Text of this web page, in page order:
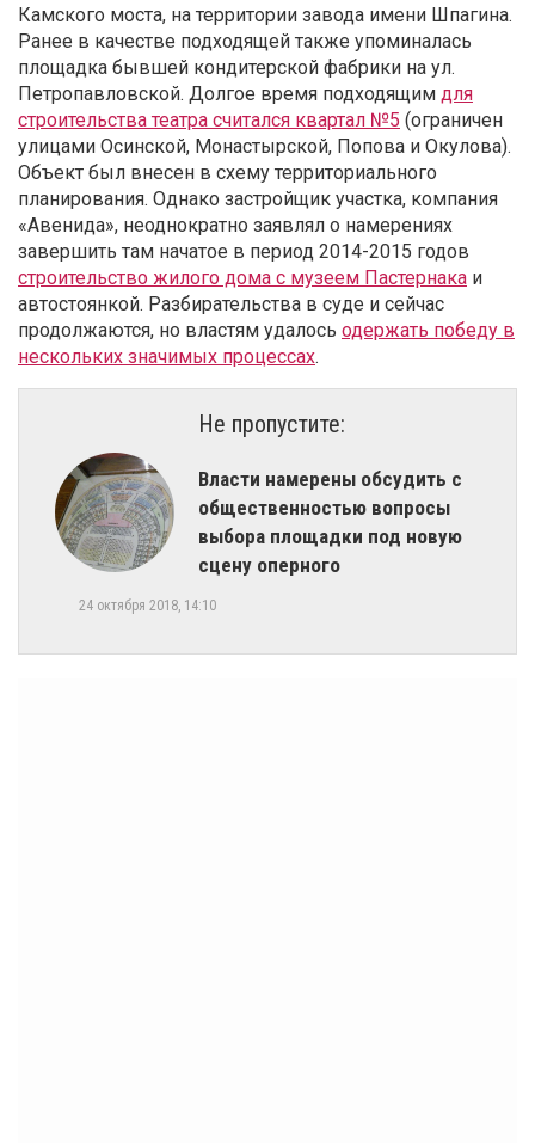
Камского моста, на территории завода имени Шпагина.
Ранее в качестве подходящей также упоминалась
площадка бывшей кондитерской фабрики на ул.
Петропавловской. Долгое время подходящим для
строительства театра считался квартал №5 (ограничен
улицами Осинской, Монастырской, Попова и Окулова).
Объект был внесен в схему территориального
планирования. Однако застройщик участка, компания
«Авенида», неоднократно заявлял о намерениях
завершить там начатое в период 2014-2015 годов
строительство жилого дома с музеем Пастернака и
автостоянкой. Разбирательства в суде и сейчас
продолжаются, но властям удалось одержать победу в
нескольких значимых процессах.
Не пропустите:
Власти намерены обсудить с
общественностью вопросы
выбора площадки под новую
сцену оперного
24 октября 2018, 14:10